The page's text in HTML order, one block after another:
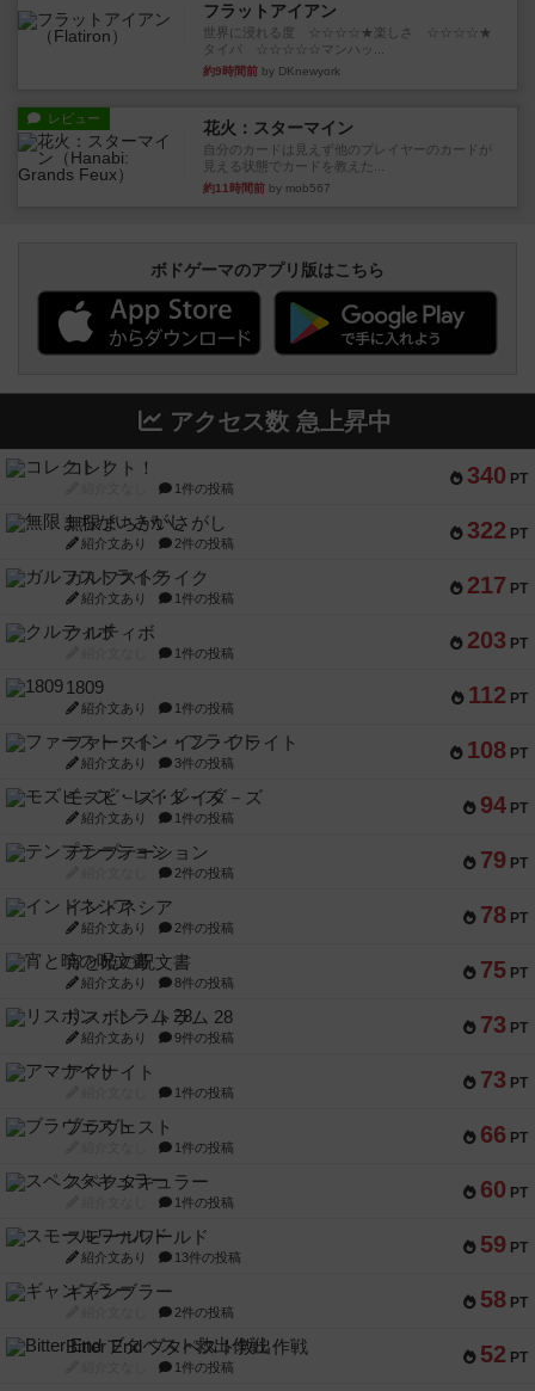
フラットアイアン
世界に浸れる度 ☆☆☆☆★楽しさ ☆☆☆☆★
タイパ ☆☆☆☆☆マンハッ...
約9時間前 by DKnewyork
レビュー 花火：スターマイン
自分のカードは見えず他のプレイヤーのカードが
見える状態でカードを教えた...
約11時間前 by mob567
ボドゲーマのアプリ版はこちら
アクセス数 急上昇中
340 PT
コレクト！
1件の投稿
322 PT
無限まちがいさがし
紹介文あり 2件の投稿
217 PT
ガルフストライク
紹介文あり 1件の投稿
203 PT
クルティボ
1件の投稿
112 PT
1809
紹介文あり 1件の投稿
108 PT
ファースト・イン・フライト
紹介文あり 3件の投稿
94 PT
モズビ－ズ・レイダ－ズ
紹介文あり 1件の投稿
79 PT
テンプテーション
2件の投稿
78 PT
インドネシア
紹介文あり 2件の投稿
75 PT
宵と暁の呪文書
紹介文あり 8件の投稿
73 PT
リスボン・トラム 28
紹介文あり 9件の投稿
73 PT
アマナイト
1件の投稿
66 PT
ブラヴェスト
1件の投稿
60 PT
スペクタキュラー
1件の投稿
59 PT
スモールワールド
紹介文あり 13件の投稿
58 PT
ギャンブラー
2件の投稿
52 PT
Bitter End ブタペスト救出作戦
1件の投稿